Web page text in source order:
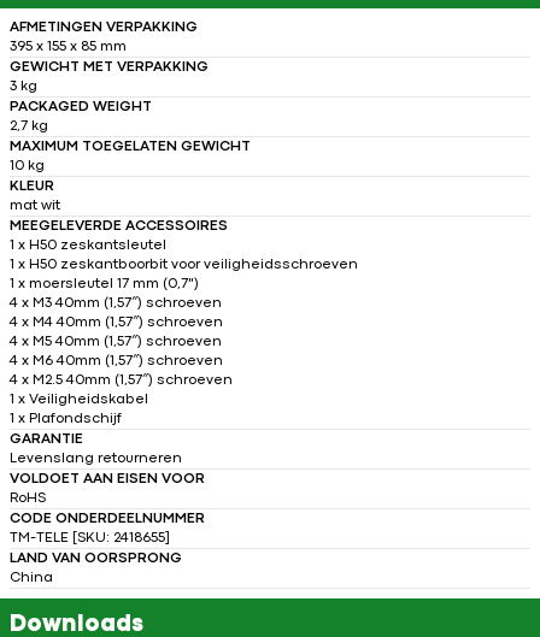
AFMETINGEN VERPAKKING
395 x 155 x 85 mm
GEWICHT MET VERPAKKING
3 kg
PACKAGED WEIGHT
2,7 kg
MAXIMUM TOEGELATEN GEWICHT
10 kg
KLEUR
mat wit
MEEGELEVERDE ACCESSOIRES
1 x H50 zeskantsleutel
1 x H50 zeskantboorbit voor veiligheidsschroeven
1 x moersleutel 17 mm (0,7")
4 x M3 40mm (1,57″) schroeven
4 x M4 40mm (1,57″) schroeven
4 x M5 40mm (1,57″) schroeven
4 x M6 40mm (1,57″) schroeven
4 x M2.5 40mm (1,57″) schroeven
1 x Veiligheidskabel
1 x Plafondschijf
GARANTIE
Levenslang retourneren
VOLDOET AAN EISEN VOOR
RoHS
CODE ONDERDEELNUMMER
TM-TELE [SKU: 2418655]
LAND VAN OORSPRONG
China
Downloads